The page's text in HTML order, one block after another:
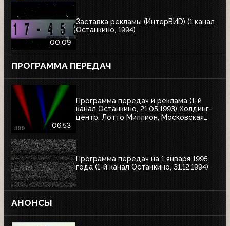
00:09
Заставка рекламы (ИнтерВИD) (1 канал
Останкино, 1994)
ПРОГРАММА ПЕРЕДАЧ
06:53
Программа передач и реклама (1-й
канал Останкино, 21.05.1993) Холдинг-
центр, Лотто Миллион, Московская
Программа передач на 1 января 1995
года (1-й канал Останкино, 31.12.1994)
АНОНСЫ